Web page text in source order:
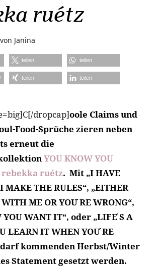
ruétz
von Janina
teilen teilen
teilen teilen
dropcap]oole Claims und
Food-Sprüche zieren neben
erneut die
YOU KNOW YOU
rebekka ruétz. Mit „I HAVE
MAKE THE RULES“, „EITHER
ME OR YOU ́RE WRONG“,
YOU WANT IT“, oder „LIFE ́S A
LEARN IT WHEN YOU ́RE
darf kommenden Herbst/Winter
Statement gesetzt werden.